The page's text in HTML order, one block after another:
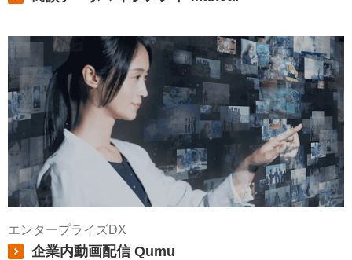
エンタープライズDX
企業内動画配信 Qumu